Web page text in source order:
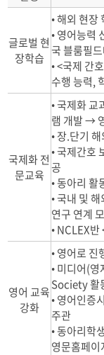
글로벌 현
장학습
• 해외 현장
• 영어능력
국 블룸필
• <국제 간
수행 능력,
국제화 전
문교육
• 국제화
램 개발 →
• 장.단기
• 국제간호
공
• 동아리 활
• 국내 및
연구 연계
• NCLEX
영어 교육
강화
• 영어로 진
• 미디어(
Society 활
• 영어인증
주관
• 동아리학
영문홈페이